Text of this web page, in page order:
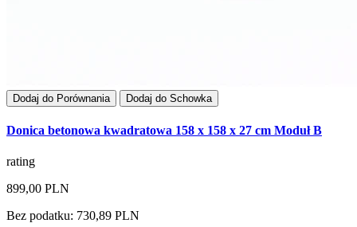
Dodaj do Porównania Dodaj do Schowka
Donica betonowa kwadratowa 158 x 158 x 27 cm Moduł B
rating
899,00 PLN
Bez podatku: 730,89 PLN